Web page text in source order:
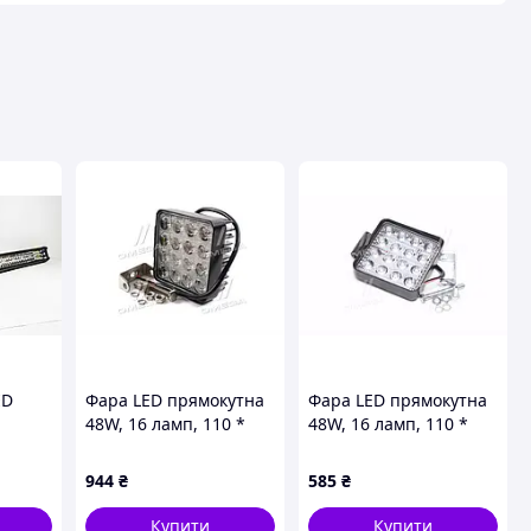
Фара LED прямокутна
48W, 16 ламп, 110 *
промінь . (DK B2-48W-
A FL)
944 ₴
Купити
Фара LED прямокутна
48W, 16 ламп, 110 *
B2-48W-STD)
585 ₴
Купити